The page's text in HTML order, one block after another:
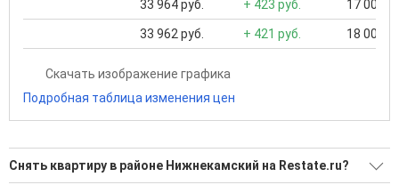
33 964 руб. + 423 руб. 17 000
33 962 руб. + 421 руб. 18 000
Скачать изображение графика
Подробная таблица изменения цен
Снять квартиру в районе Нижнекамский на Restate.ru?